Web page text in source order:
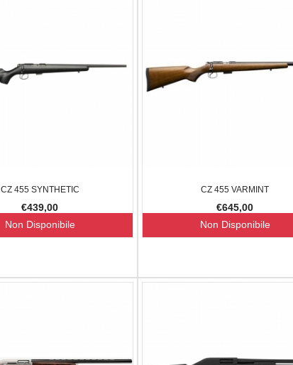
-9.52%
UBERTI S.A. COLT 1873 STALLION
-40%
KIT O-RING
€45,00
CZ 455 SYNTHETIC
€439,00
Non Disponibile
CZ 455 VARMINT
€645,00
Non Disponibile